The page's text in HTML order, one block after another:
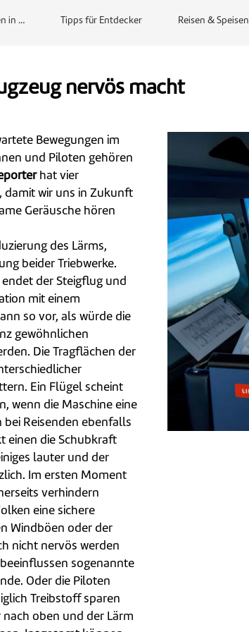
in … Tipps für Entdecker Reisen & Speisen
nervös macht
Bewegungen im
und Piloten gehören
hat vier
damit wir uns in Zukunft
Geräusche hören
des Lärms,
beider Triebwerke.
der Steigflug und
mit einem
so vor, als würde die
gewöhnlichen
Die Tragflächen der
Ein Flügel scheint
wenn die Maschine eine
Reisenden ebenfalls
einen die Schubkraft
lauter und der
Im ersten Moment
verhindern
eine sichere
Windböen oder der
nicht nervös werden
sogenannte
Oder die Piloten
Treibstoff sparen
oben und der Lärm